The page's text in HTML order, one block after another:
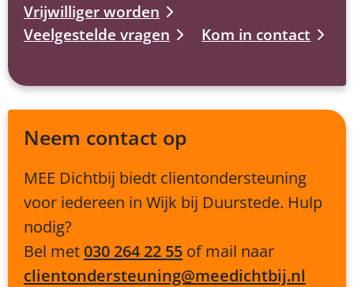
Vrijwilliger worden
Veelgestelde vragen
Kom in contact
Neem contact op
MEE Dichtbij biedt clientondersteuning
voor iedereen in Wijk bij Duurstede. Hulp
nodig?
Bel met 030 264 22 55 of mail naar
clientondersteuning@meedichtbij.nl